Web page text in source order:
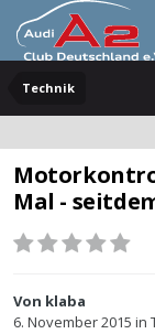
Technik
Mal -
Von klaba
6. November 2015 in